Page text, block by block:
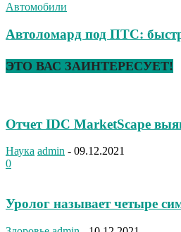
Автомобили
Автоломард под ПТС:
ЭТО ВАС ЗАИНТЕРЕСУЕТ!
Отчет IDC MarketScape
Наука admin - 09.12.2021
0
Уролог называет четыре